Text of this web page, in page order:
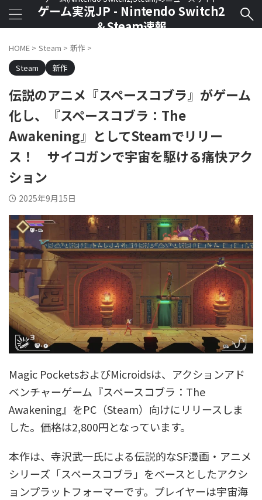
ゲーム実況JP - Nintendo Switch2
＆Steam速報
HOME > Steam > 新作 >
Steam
新作
伝説のアニメ『スペースコブラ』がゲーム
化し、『スペースコブラ：The
Awakening』としてSteamでリリー
ス！ サイコガンで宇宙を駆ける痛快アク
ション
2025年9月15日
Magic PocketsおよびMicroidsは、アクションアド
ベンチャーゲーム『スペースコブラ：The
Awakening』をPC（Steam）向けにリリースしま
した。価格は2,800円となっています。
本作は、寺沢武一氏による伝説的なSF漫画・アニメ
シリーズ「スペースコブラ」をベースとしたアクシ
ョンプラットフォーマーです。プレイヤーは宇宙海